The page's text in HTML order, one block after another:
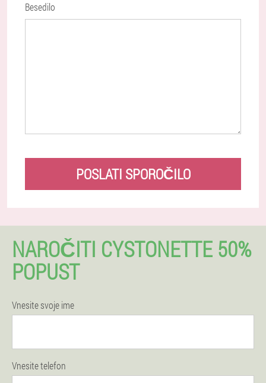
Besedilo
POSLATI SPOROČILO
NAROČITI CYSTONETTE 50%
POPUST
Vnesite svoje ime
Vnesite telefon